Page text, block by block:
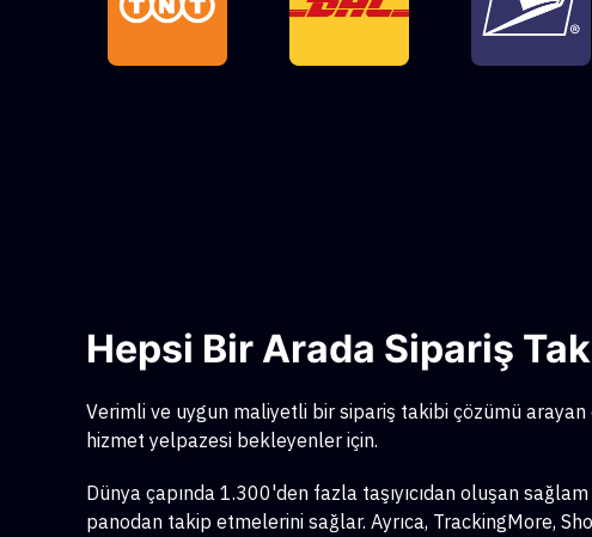
Hepsi Bir Arada Sipariş
Verimli ve uygun maliyetli bir sipariş takibi çözümü arayan
hizmet yelpazesi bekleyenler için.
Dünya çapında 1.300'den fazla taşıyıcıdan oluşan
panodan takip etmelerini sağlar. Ayrıca, TrackingMore,